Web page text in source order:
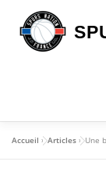
contenu
Accueil »Articles »Une